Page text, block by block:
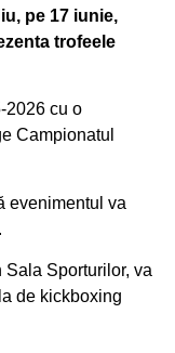
pe 17 iunie,
trofeele
2026 cu o
Campionatul
evenimentul va
Sala Sporturilor, va
de kickboxing